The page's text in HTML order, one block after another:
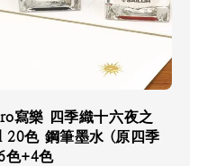
寫樂 四季織十六夜之
20色 鋼筆墨水 (原四季
色+4色